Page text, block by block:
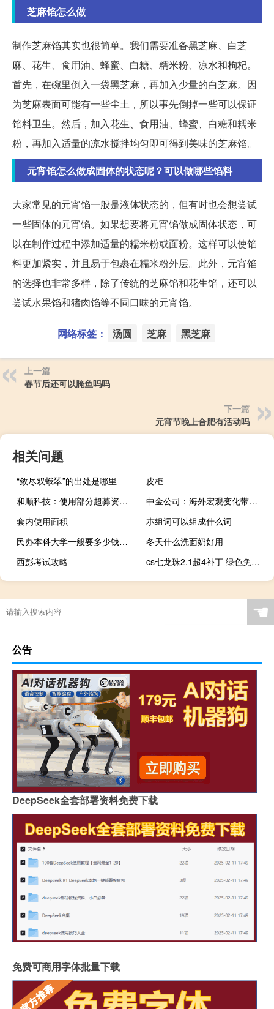
芝麻馅怎么做
制作芝麻馅其实也很简单。我们需要准备黑芝麻、白芝
麻、花生、食用油、蜂蜜、白糖、糯米粉、凉水和枸杞。
首先，在碗里倒入一袋黑芝麻，再加入少量的白芝麻。因
为芝麻表面可能有一些尘土，所以事先倒掉一些可以保证
馅料卫生。然后，加入花生、食用油、蜂蜜、白糖和糯米
粉，再加入适量的凉水搅拌均匀即可得到美味的芝麻馅。
元宵馅怎么做成固体的状态呢？可以做哪些馅料
大家常见的元宵馅一般是液体状态的，但有时也会想尝试
一些固体的元宵馅。如果想要将元宵馅做成固体状态，可
以在制作过程中添加适量的糯米粉或面粉。这样可以使馅
料更加紧实，并且易于包裹在糯米粉外层。此外，元宵馅
的选择也非常多样，除了传统的芝麻馅和花生馅，还可以
尝试水果馅和猪肉馅等不同口味的元宵馅。
网络标签： 汤圆 芝麻 黑芝麻
上一篇
春节后还可以腌鱼吗吗
下一篇
元宵节晚上合肥有活动吗
相关问题
“敛尽双蛾翠”的出处是哪里
皮柜
和顺科技：使用部分超募资金投资设立控股子公司
中金公司：海外宏观变化带来交易窗口期
套内使用面积
朩组词可以组成什么词
民办本科大学一般要多少钱一年啊
冬天什么洗面奶好用
西彭考试攻略
cs七龙珠2.1超4补丁 绿色免费版（cs七龙珠2.1超4补丁 绿色免费版功能简介）
☚
公告
DeepSeek全套部署资料免费下载
免费可商用字体批量下载